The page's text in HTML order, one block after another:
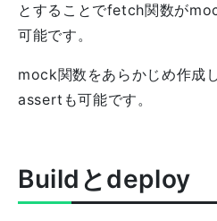
とすることでfetch関数が
可能です。
mock関数をあらかじめ作成
assertも可能です。
Buildとdeploy